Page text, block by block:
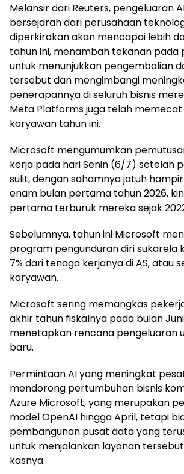
Melansir dari Reuters, pengeluaran
bersejarah dari perusahaan
diperkirakan akan mencapai lebih
tahun ini, menambah tekanan pada
untuk menunjukkan pengembalian
tersebut dan mengimbangi
penerapannya di seluruh bisnis
Meta Platforms juga telah
karyawan tahun ini.
Microsoft mengumumkan
kerja pada hari Senin (6/7) setelah
sulit, dengan sahamnya jatuh
enam bulan pertama tahun 2026,
pertama terburuk mereka sejak
Sebelumnya, tahun ini Microsoft
program pengunduran diri sukarela
7% dari tenaga kerjanya di AS, atau
karyawan.
Microsoft sering memangkas
akhir tahun fiskalnya pada bulan
menetapkan rencana pengeluaran
baru.
Permintaan AI yang meningkat
mendorong pertumbuhan bisnis
Azure Microsoft, yang merupakan
model OpenAI hingga April, tetapi
pembangunan pusat data yang
untuk menjalankan layanan
kasnya.